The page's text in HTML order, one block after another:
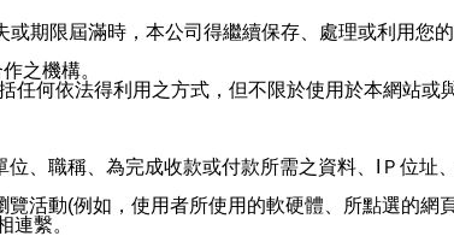
期限屆滿時，本公司得繼續保存、處理或利用您的
之機構。
何依法得利用之方式，但不限於使用於本網站或
、職稱、為完成收款或付款所需之資料、IＰ位址
活動(例如，使用者所使用的軟硬體、所點選的網
連繫。